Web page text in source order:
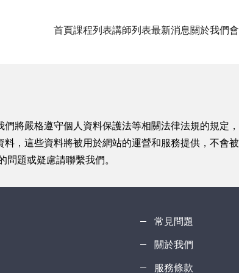
首頁課程列表講師列表最新消息關於我們
將嚴格遵守個人資料保護法等相關法律法規的規定
，這些資料將被用於網站的運營和服務提供，不會
題或疑慮請聯繫我們。
常見問題
關於我們
服務條款